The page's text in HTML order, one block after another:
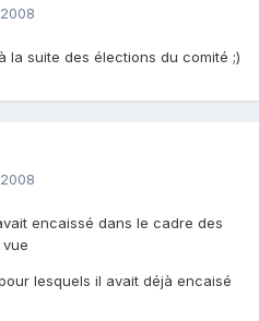
la suite des élections du comité ;)
encaissé dans le cadre des
lesquels il avait déjà encaisé